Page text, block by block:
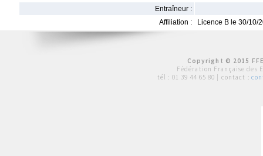
Entraîneur :
Affiliation :
Licence B le 30/10/
Copyright © 2015
Fédération Française des
tél : 01 39 44 65 80 | contact :